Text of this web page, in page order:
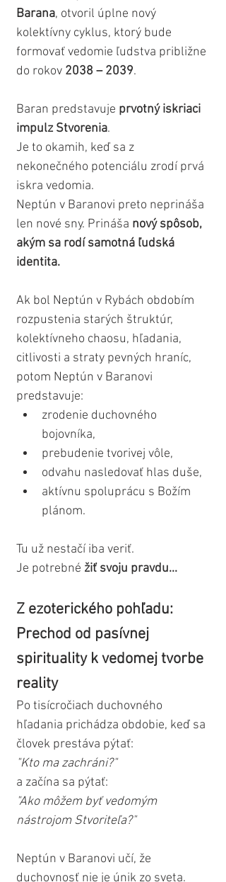
Barana, otvoril úplne nový
kolektívny cyklus, ktorý bude
formovať vedomie ľudstva približne
do rokov 2038 – 2039.
Baran predstavuje prvotný iskriaci
impulz Stvorenia.
Je to okamih, keď sa z
nekonečného potenciálu zrodí prvá
iskra vedomia.
Neptún v Baranovi preto neprináša
len nové sny. Prináša nový spôsob,
akým sa rodí samotná ľudská
identita.
Ak bol Neptún v Rybách obdobím
rozpustenia starých štruktúr,
kolektívneho chaosu, hľadania,
citlivosti a straty pevných hraníc,
potom Neptún v Baranovi
predstavuje:
zrodenie duchovného
bojovníka,
prebudenie tvorivej vôle,
odvahu nasledovať hlas duše,
aktívnu spoluprácu s Božím
plánom.
Tu už nestačí iba veriť.
Je potrebné žiť svoju pravdu...
Z ezoterického pohľadu:
Prechod od pasívnej
spirituality k vedomej tvorbe
reality
Po tisícročiach duchovného
hľadania prichádza obdobie, keď sa
človek prestáva pýtať:
"Kto ma zachráni?"
a začína sa pýtať:
"Ako môžem byť vedomým
nástrojom Stvoriteľa?"
Neptún v Baranovi učí, že
duchovnosť nie je únik zo sveta.